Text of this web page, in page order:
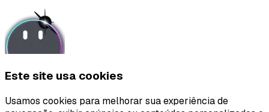
Este site usa cookies
Usamos cookies para melhorar sua experiência de